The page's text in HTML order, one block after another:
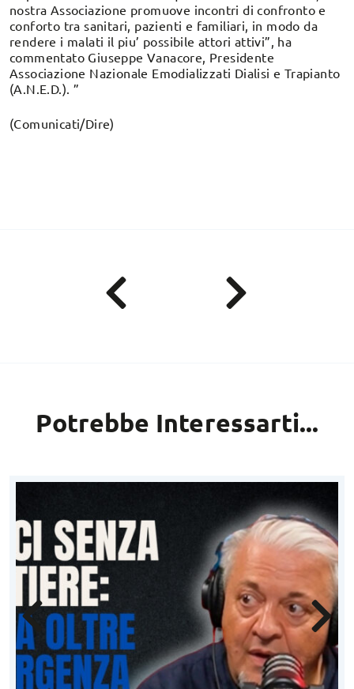
nostra Associazione promuove incontri di confronto e
conforto tra sanitari, pazienti e familiari, in modo da
rendere i malati il piu’ possibile attori attivi”, ha
commentato Giuseppe Vanacore, Presidente
Associazione Nazionale Emodializzati Dialisi e Trapianto
(A.N.E.D.). ”
(Comunicati/Dire)
Potrebbe Interessarti...